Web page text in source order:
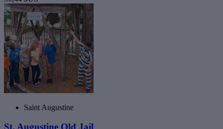
Saint Augustine
St. Augustine Old Jail